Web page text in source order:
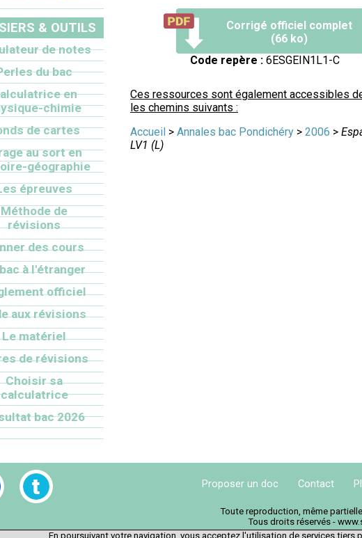
Corrigé officiel complet
(66 ko)
Code repère :6ESGEIN1L1-C
Ces ressources sont également accessibles
les chemins suivants :
Accueil > Annales bac Pondichéry > 2006 >
LV1 (L)
& OUTILS
de notes
du bac
en
chimie
de cartes
au sort en
géographie
épreuves
Méthode de
révisions
des cours
à l'étranger
officiel
aux révisions
Le matériel
de révisions
Choisir sa
calculatrice
bac 2026
Proposer un doc Contact
Toute reproduction, même
Tous droits réservés -
En poursuivant votre navigation, vous acceptez l'utilisation de services tiers